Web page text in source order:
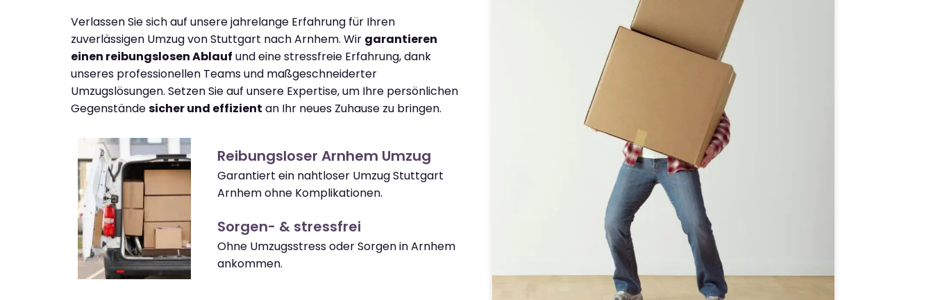
Verlassen Sie sich auf unsere jahrelange Erfahrung für Ihren
zuverlässigen Umzug von Stuttgart nach Arnhem. Wir garantieren
einen reibungslosen Ablauf und eine stressfreie Erfahrung, dank
unseres professionellen Teams und maßgeschneiderter
Umzugslösungen. Setzen Sie auf unsere Expertise, um Ihre persönlichen
Gegenständesicher und effizient an Ihr neues Zuhause zu bringen.
Reibungsloser Arnhem Umzug
Garantiert ein nahtloser Umzug Stuttgart
Arnhem ohne Komplikationen.
Sorgen- & stressfrei
Ohne Umzugsstress oder Sorgen in Arnhem
ankommen.